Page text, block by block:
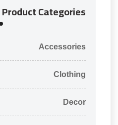
Product Categories
Accessories
Clothing
Decor